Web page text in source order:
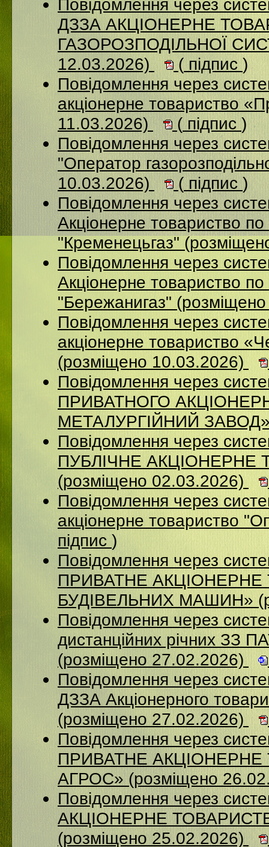
Повідомлення через
ДЗЗА АКЦІОНЕРНЕ
ГАЗОРОЗПОДІЛЬНОЇ
12.03.2026)
( підпис )
Повідомлення через
акціонерне товариство
11.03.2026)
( підпис )
Повідомлення через
"Оператор
10.03.2026)
( підпис)
Повідомлення через
Акціонерне товариство по
"Кременецьгаз"
Повідомлення через
Акціонерне товариство по
"Бережанигаз"
Повідомлення через
акціонерне товариство
(розміщено 10.03.2026)
Повідомлення через
ПРИВАТНОГО
МЕТАЛУРГІЙНИЙ ЗАВОД»
Повідомлення через
ПУБЛІЧНЕ
(розміщено 02.03.2026)
Повідомлення через
акціонерне товариство
підпис )
Повідомлення через
ПРИВАТНЕ
БУДІВЕЛЬНИХ МАШИН»
Повідомлення через
дистанційних річних ЗЗ
(розміщено 27.02.2026)
Повідомлення через
ДЗЗА Акціонерного
(розміщено 27.02.2026)
Повідомлення через
ПРИВАТНЕ
АГРОС» (розміщено
Повідомлення через
АКЦІОНЕРНЕ
(розміщено 25.02.2026)